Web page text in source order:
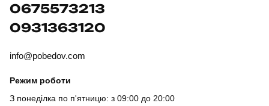
0675573213
0931363120
info@pobedov.com
Режим роботи
З понеділка по п'ятницю: з 09:00 до 20:00